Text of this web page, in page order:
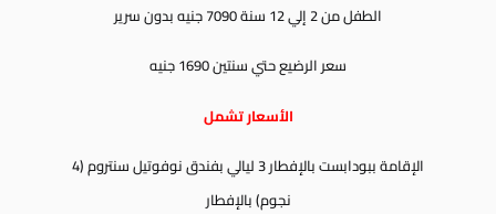
الطفل من 2 إلي 12 سنة 7090 جنيه بدون سرير
سعر الرضيع حتي سنتين 1690 جنيه
الأسعار تشمل
الإقامة ببودابست بالإفطار 3 ليالي بفندق
نوفوتيل سنتروم (4
نجوم) بالإفطار